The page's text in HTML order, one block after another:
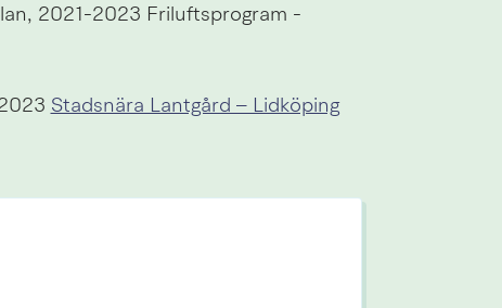
2021-2023 Friluftsprogram -
Stadsnära Lantgård – Lidköping